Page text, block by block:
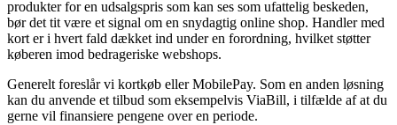
produkter for en udsalgspris som kan ses som ufattelig beskeden,
bør det tit være et signal om en snydagtig online shop. Handler med
kort er i hvert fald dækket ind under en forordning, hvilket støtter
køberen imod bedrageriske webshops.
Generelt foreslår vi kortkøb eller MobilePay. Som en anden løsning
kan du anvende et tilbud som eksempelvis ViaBill, i tilfælde af at du
gerne vil finansiere pengene over en periode.